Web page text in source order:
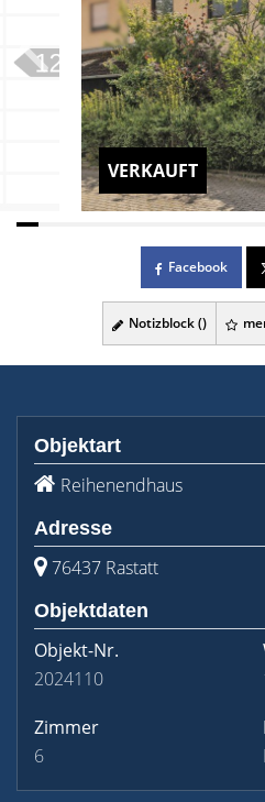
VERKAUFT
Facebook
Notizblock ()
Objektart
Reihenendhaus
Adresse
76437 Rastatt
Objektdaten
Objekt-Nr.
2024110
Zimmer
6